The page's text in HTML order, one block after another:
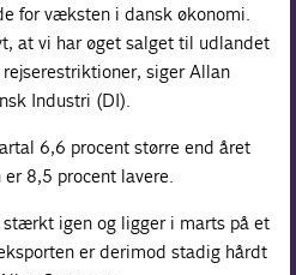
for væksten i dansk økonomi.
at vi har øget salget til udlandet
siger Allan
Industri (DI).
6,6 procent større end året
8,5 procent lavere.
igen og ligger i marts på et
er derimod stadig hårdt